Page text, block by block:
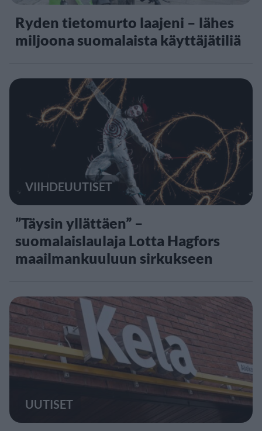
Ryden tietomurto laajeni – lähes
miljoona suomalaista käyttäjätiliä
VIIHDEUUTISET
”Täysin yllättäen” –
suomalaislaulaja Lotta Hagfors
maailmankuuluun sirkukseen
UUTISET